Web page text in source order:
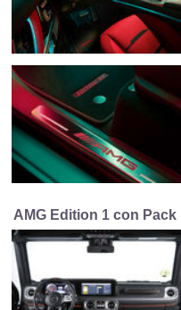
AMG Edition 1 con